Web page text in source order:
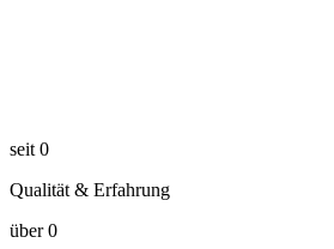
seit 0
Qualität & Erfahrung
über 0